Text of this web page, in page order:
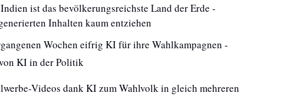
ist das bevölkerungsreichste Land der Erde -
Inhalten kaum entziehen
Wochen eifrig KI für ihre Wahlkampagnen -
KI in der Politik
Videos dank KI zum Wahlvolk in gleich mehreren